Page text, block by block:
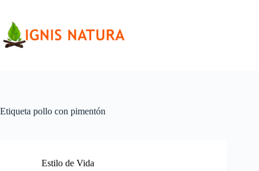
contenido
Etiqueta pollo con pimentón
Estilo de Vida